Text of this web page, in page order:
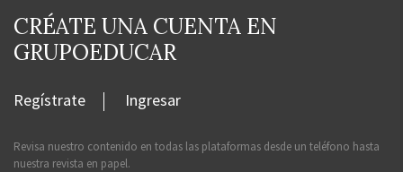
CRÉATE UNA CUENTA EN
GRUPOEDUCAR
Regístrate Ingresar
Revisa nuestro contenido en todas las plataformas desde un teléfono hasta
nuestra revista en papel.